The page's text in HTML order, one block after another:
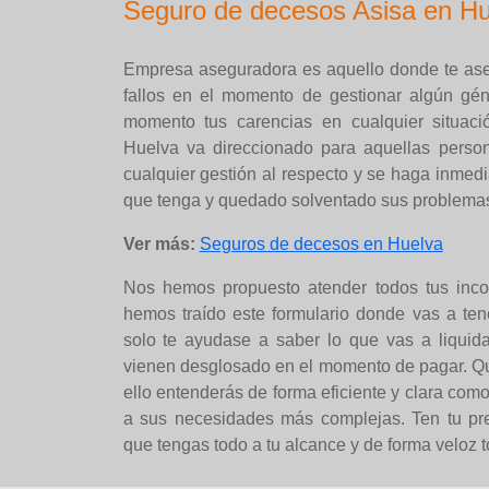
Seguro de decesos Asisa en
Empresa aseguradora es aquello donde te
fallos en el momento de gestionar algún
momento tus carencias en cualquier
Huelva va direccionado para aquellas
cualquier gestión al respecto y se haga
que tenga y quedado solventado sus
Ver más: Seguros de decesos en Huelva
Nos hemos propuesto atender todos tus
hemos traído este formulario donde vas a
solo te ayudase a saber lo que vas a
vienen desglosado en el momento de pagar.
ello entenderás de forma eficiente y clara
a sus necesidades más complejas. Ten tu
que tengas todo a tu alcance y de forma veloz